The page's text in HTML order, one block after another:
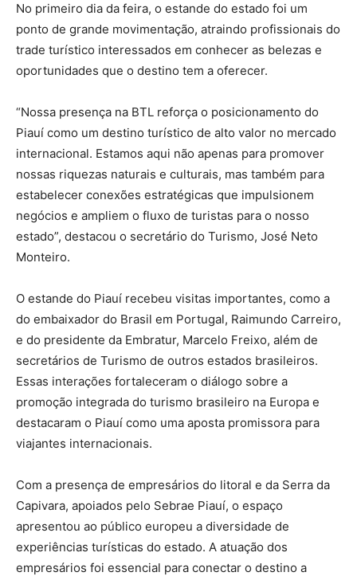
No primeiro dia da feira, o estande do estado foi um
ponto de grande movimentação, atraindo profissionais do
trade turístico interessados em conhecer as belezas e
oportunidades que o destino tem a oferecer.
“Nossa presença na BTL reforça o posicionamento do
Piauí como um destino turístico de alto valor no mercado
internacional. Estamos aqui não apenas para promover
nossas riquezas naturais e culturais, mas também para
estabelecer conexões estratégicas que impulsionem
negócios e ampliem o fluxo de turistas para o nosso
estado”, destacou o secretário do Turismo, José Neto
Monteiro.
O estande do Piauí recebeu visitas importantes, como a
do embaixador do Brasil em Portugal, Raimundo Carreiro,
e do presidente da Embratur, Marcelo Freixo, além de
secretários de Turismo de outros estados brasileiros.
Essas interações fortaleceram o diálogo sobre a
promoção integrada do turismo brasileiro na Europa e
destacaram o Piauí como uma aposta promissora para
viajantes internacionais.
Com a presença de empresários do litoral e da Serra da
Capivara, apoiados pelo Sebrae Piauí, o espaço
apresentou ao público europeu a diversidade de
experiências turísticas do estado. A atuação dos
empresários foi essencial para conectar o destino a